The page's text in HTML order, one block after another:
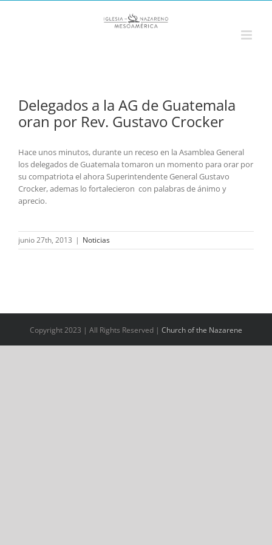
Delegados a la AG de Guatemala
oran por Rev. Gustavo Crocker
Hace unos minutos, durante un receso en la Asamblea General
los delegados de Guatemala tomaron un momento para orar por
su compatriota el ahora Superintendente General Gustavo
Crocker, ademas lo fortalecieron con palabras de ánimo y
aprecio.
junio 27th, 2013 | Noticias
Copyright 2023 | All Rights Reserved | Church of the Nazarene